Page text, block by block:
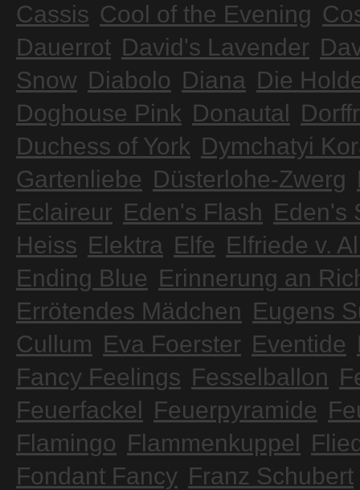
Cassis Cool of the Evening
Dauerrot David's Lavender
Snow Diabolo Diana Die
Doghouse Pink Donautal
Duchess of York Dymchatyi
Gartenliebe Düsterlohe-Zwerg
Eclaireur Eden's Flash Eden's
Heiss Elektra Elfe Elfriede v.
Ending Blue Erinnerung an
Errötendes Mädchen Eugens
Cullum Eva Foerster Eventide
Fancy Feelings Fesselballon
Feuerfackel Feuerpyramide
Flamingo Flammenkuppel
Fondant Fancy Franz Schubert